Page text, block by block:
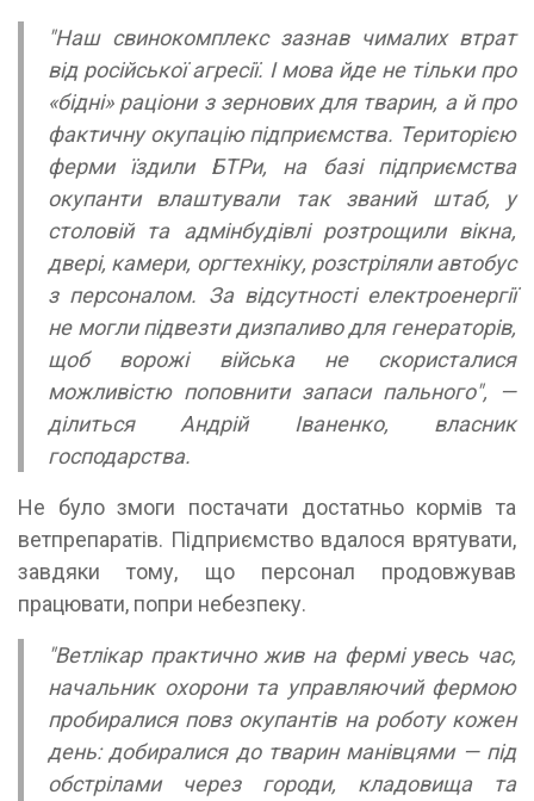
"Наш свинокомплекс зазнав чималих втрат
від російської агресії. І мова йде не тільки про
«бідні» раціони з зернових для тварин, а й про
фактичну окупацію підприємства. Територією
ферми їздили БТРи, на базі підприємства
окупанти влаштували так званий штаб, у
столовій та адмінбудівлі розтрощили вікна,
двері, камери, оргтехніку, розстріляли автобус
з персоналом. За відсутності електроенергії
не могли підвезти дизпаливо для генераторів,
щоб ворожі війська не скористалися
можливістю поповнити запаси пального",
—
ділиться Андрій Іваненко, власник
господарства.
Не було змоги постачати достатньо кормів та
ветпрепаратів. Підприємство вдалося врятувати,
завдяки тому, що персонал продовжував
працювати, попри небезпеку.
"Ветлікар практично жив на фермі увесь час,
начальник охорони та управляючий фермою
пробиралися повз окупантів на роботу кожен
день: добиралися до тварин манівцями — під
обстрілами через городи, кладовища та